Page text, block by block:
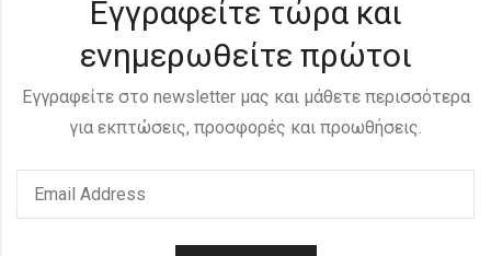
Εγγραφείτε τώρα και
ενημερωθείτε πρώτοι
Εγγραφείτε στο newsletter μας και μάθετε περισσότερα
για εκπτώσεις, προσφορές και προωθήσεις.